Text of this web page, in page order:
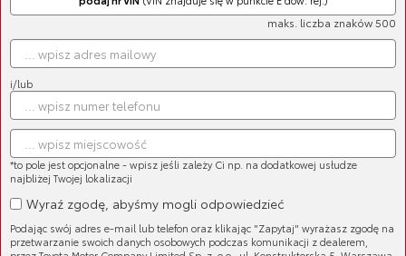
Filtr paliwa
Cena brutto:298,29 zł
Cena netto:242,51 zł
Filtr paliwa
Cena netto:410,08 zł
maks. liczba znaków 500
i/lub
*to pole jest opcjonalne - wpisz jeśli zależy Ci np. na dodatkowej usłudze
najbliżej Twojej lokalizacji
Wyraź zgodę, abyśmy mogli odpowiedzieć
Podając swój adres e-mail lub telefon oraz klikając "Zapytaj" wyrażasz zgodę na
przetwarzanie swoich danych osobowych podczas komunikacji z dealerem,